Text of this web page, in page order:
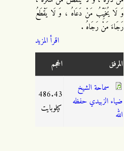
وَ لَا يُخَيِّبُ مَنْ دَعَاهُ ، وَ لَا يَقْطَعُ
رَجَاءَ مَنْ رَجَاهُ .
اقرأ المزيد
المرفق
الحجم
سماحة الشيخ
ضياء الزبيدي حفظه
الله
486.43
كيلوبايت